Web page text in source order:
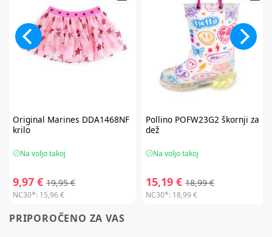
Original Marines DDA1468NF
krilo
Na voljo takoj
9,97 € 19,95 €
NC30*: 15,96 €
PollinoPOFW23G2 škornji za
dež
Na voljo takoj
15,19 € 18,99 €
NC30*: 18,99 €
PRIPOROČENO ZA VAS